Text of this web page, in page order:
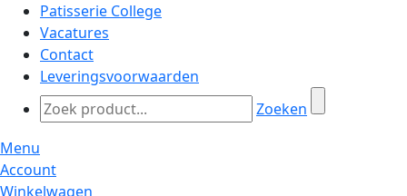
Patisserie College
Vacatures
Contact
Leveringsvoorwaarden
Zoeken
Menu
Account
Winkelwagen